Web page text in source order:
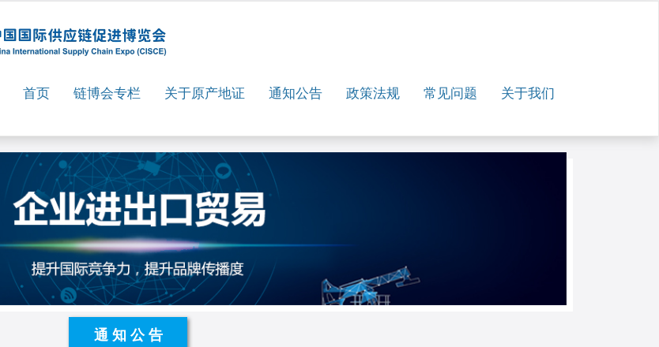
首页 链博会专栏 关于原产地证 通知公告 政策法规 常见问题 关于我们
通知公告